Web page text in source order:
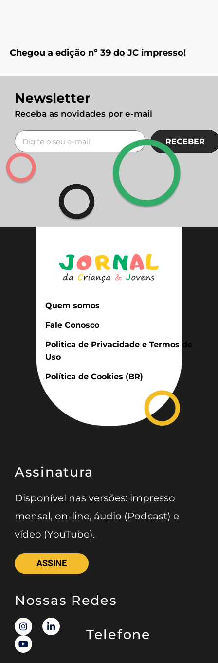
Chegou a edição nº 39 do JC impresso!
Newsletter
Receba as novidades por e-mail
RECEBER
Quem somos
Fale Conosco
Politica de Privacidade e Termos de
Uso
Política de Cookies (BR)
Assinatura
Disponível nas versões: impresso
mensal, on-line, áudio (Podcast) e
vídeo (YouTube).
ASSINE
Nossas Redes
Telefone